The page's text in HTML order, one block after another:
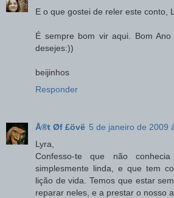
E o que gostei de reler este conto,
É sempre bom vir aqui. Bom
desejes:))
beijinhos
Responder
Å®t Øf £övë 5 de janeiro de 2009
Lyra,
Confesso-te que não
simplesmente linda, e que tem
lição de vida. Temos que estar
reparar neles, e a prestar o nosso